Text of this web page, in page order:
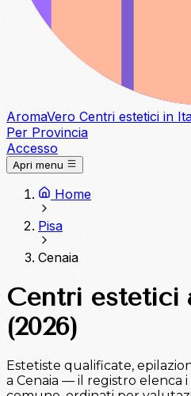
AromaVero Centri estetici in
Per Provincia
Accesso
Apri menu
Home
Pisa
Cenaia
Centri estetici
(2026)
Estetiste qualificate,
a Cenaia — il registro elenca